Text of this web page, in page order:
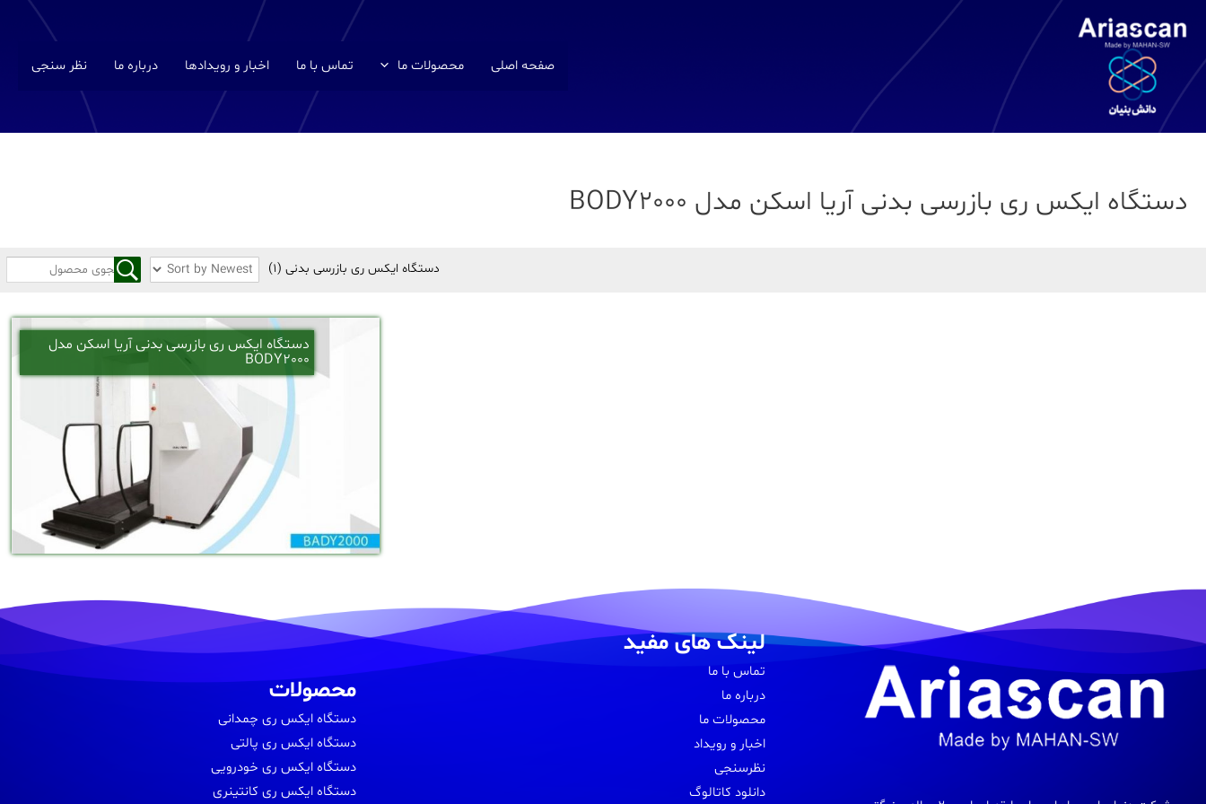
صفحه اصلی محصولات ما تماس با ما اخبار و رویدادها درباره ما نظر سنجی
دستگاه ایکس ری بازرسی بدنی آریا اسکن مدل BODY2000
دستگاه ایکس ری بازرسی بدنی (1)
دستگاه ایکس ری بازرسی بدنی آریا اسکن مدل
BODY2000
لینک های مفید
تماس با ما
درباره ما
محصولات ما
اخبار و رویداد
نظرسنجی
دانلود کاتالوگ
محصولات
دستگاه ایکس ری چمدانی
دستگاه ایکس ری پالتی
دستگاه ایکس ری خودرویی
دستگاه ایکس ری کانتینری